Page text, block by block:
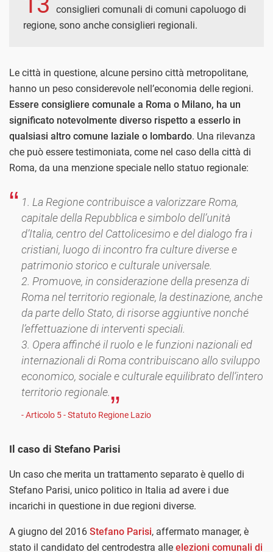
consiglieri comunali di comuni capoluogo di
regione, sono anche consiglieri regionali.
Le città in questione, alcune persino città metropolitane,
hanno un peso considerevole nell’economia delle regioni.
Essere consigliere comunale a Roma o Milano, ha un
significato notevolmente diverso rispetto a esserlo in
qualsiasi altro comune laziale o lombardo. Una rilevanza
che può essere testimoniata, come nel caso della città di
Roma, da una menzione speciale nello statuo regionale:
1. La Regione contribuisce a valorizzare Roma,
capitale della Repubblica e simbolo dell’unità
d’Italia, centro del Cattolicesimo e del dialogo fra i
cristiani, luogo di incontro fra culture diverse e
patrimonio storico e culturale universale.
2. Promuove, in considerazione della presenza di
Roma nel territorio regionale, la destinazione, anche
da parte dello Stato, di risorse aggiuntive nonché
l’effettuazione di interventi speciali.
3. Opera affinché il ruolo e le funzioni nazionali ed
internazionali di Roma contribuiscano allo sviluppo
economico, sociale e culturale equilibrato dell’intero
territorio regionale.
- Articolo 5 - Statuto Regione Lazio
Il caso di Stefano Parisi
Un caso che merita un trattamento separato è quello di
Stefano Parisi, unico politico in Italia ad avere i due
incarichi in questione in due regioni diverse.
A giugno del 2016 Stefano Parisi, affermato manager, è
stato il candidato del centrodestra alle elezioni comunali di